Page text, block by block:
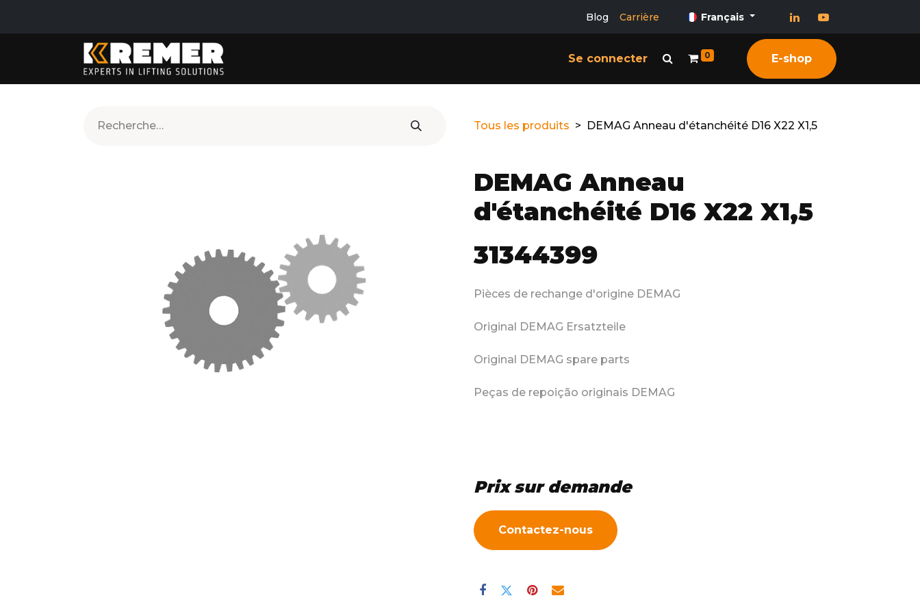
Blog Carrière Français
Se connecter 0 E-shop
Tous les produits DEMAG Anneau d'étanchéité D16 X22 X1,5
DEMAG Anneau
d'étanchéité D16 X22 X1,5
31344399
Pièces de rechange d'origine DEMAG
Original DEMAG Ersatzteile
Original DEMAG spare parts
Peças de repoição originais DEMAG
Prix sur demande
Contactez-nous